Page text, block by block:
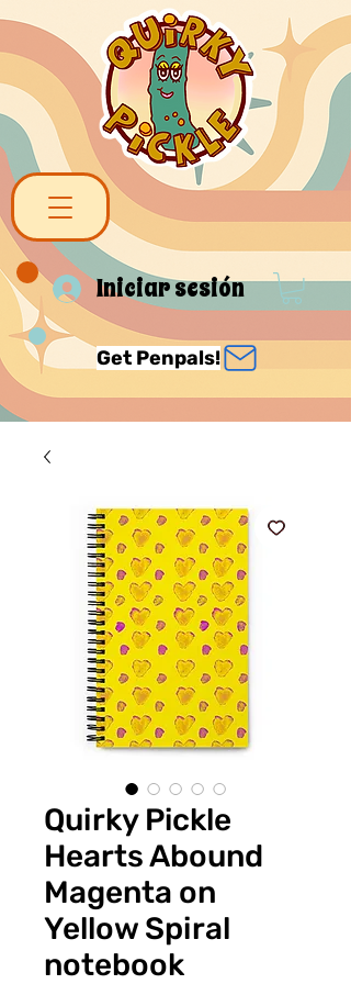
Iniciar sesión
Get Penpals!
Quirky Pickle
Hearts Abound
Magenta on
Yellow Spiral
notebook